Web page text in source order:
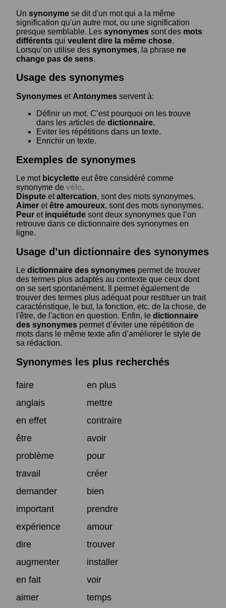
Un synonyme se dit d'un mot qui a la même
signification qu'un autre mot, ou une signification
presque semblable. Les synonymes sont des mots
différents qui veulent dire la même chose.
Lorsqu’on utilise des synonymes, la phrase ne
change pas de sens.
Usage des synonymes
Synonymes et Antonymes servent à:
Définir un mot. C’est pourquoi on les trouve
dans les articles de dictionnaire.
Eviter les répétitions dans un texte.
Enrichir un texte.
Exemples de synonymes
Le mot bicyclette eut être considéré comme
synonyme de vélo.
Dispute etaltercation, sont des mots synonymes.
Aimer etêtre amoureux, sont des mots synonymes.
Peur et inquiétude sont deux synonymes que l’on
retrouve dans ce dictionnaire des synonymes en
ligne.
Usage d’un dictionnaire des synonymes
Le dictionnaire des synonymes permet de trouver
des termes plus adaptés au contexte que ceux dont
on se sert spontanément. Il permet également de
trouver des termes plus adéquat pour restituer un trait
caractéristique, le but, la fonction, etc. de la chose, de
l'être, de l'action en question. Enfin, le dictionnaire
des synonymes permet d’éviter une répétition de
mots dans le même texte afin d’améliorer le style de
sa rédaction.
Synonymes les plus recherchés
faire
en plus
anglais
mettre
en effet
contraire
être
avoir
problème
pour
travail
créer
demander
bien
important
prendre
expérience
amour
dire
trouver
augmenter
installer
en fait
voir
aimer
temps